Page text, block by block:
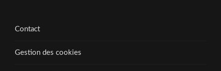
Contact
Gestion des cookies